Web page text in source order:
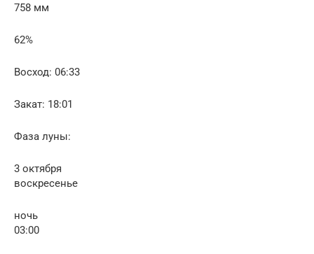
758 мм
62%
Восход: 06:33
Закат: 18:01
Фаза луны:
3 октября
воскресенье
ночь
03:00